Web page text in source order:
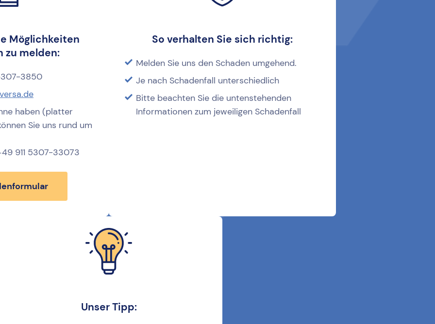
Möglichkeiten
zu melden:
3850
haben (platter
Sie uns rund um
911 5307-33073
So verhalten Sie sich richtig:
Melden Sie uns den Schaden umgehend.
Je nach Schadenfall unterschiedlich
Bitte beachten Sie die untenstehenden
Informationen zum jeweiligen Schadenfall
Unser Tipp: